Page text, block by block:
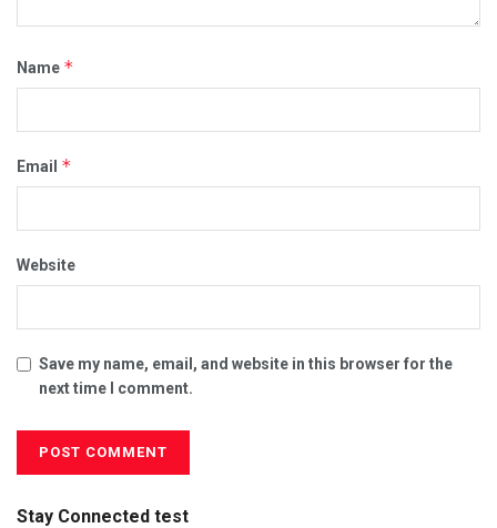
Name *
Email *
Website
Save my name, email, and website in this browser for the
next time I comment.
Stay Connected test